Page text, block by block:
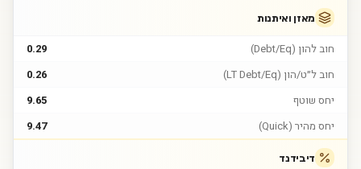
מאזן ואיתנות
חוב להון (Debt/Eq)
0.29
חוב ל״ט/הון (LT Debt/Eq)
0.26
יחס שוטף
9.65
יחס מהיר (Quick)
9.47
דיבידנד